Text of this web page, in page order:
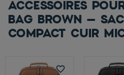
ACCESSOIRES
BAG BROWN –
COMPACT CUIR
favorite_border